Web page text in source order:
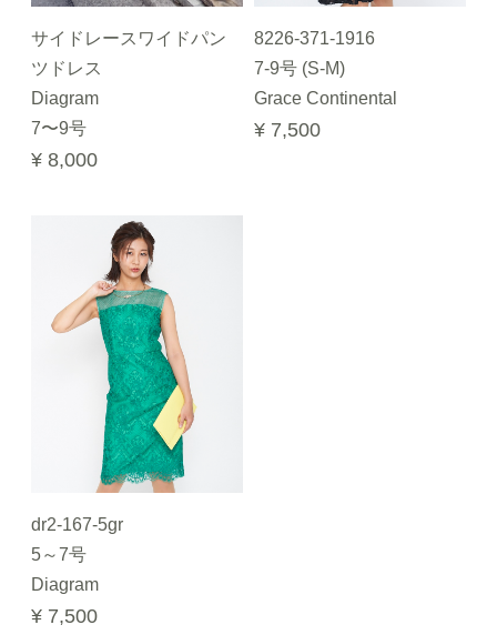
サイドレースワイドパン
ツドレス
Diagram
7〜9号
¥ 8,000
8226-371-1916
7-9号 (S-M)
Grace Continental
¥ 7,500
dr2-167-5gr
5～7号
Diagram
¥ 7,500